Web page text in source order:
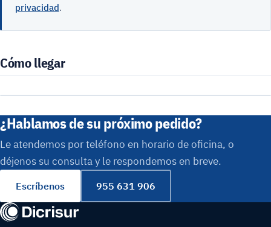
privacidad.
Cómo llegar
El mapa lo proporciona Google. Si lo carga,
Cargar el mapa
¿Hablamos de su próximo pedido?
Le atendemos por teléfono en horario de oficina, o
déjenos su consulta y le respondemos en breve.
Escríbenos 955 631 906